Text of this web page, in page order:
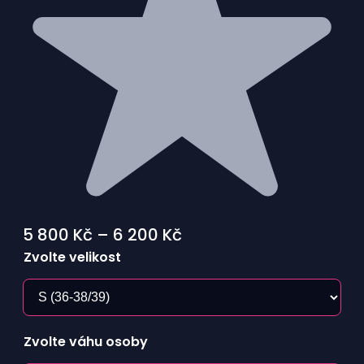
5 800 Kč – 6 200 Kč
5
Zvolte velikost
Zvolte váhu osoby